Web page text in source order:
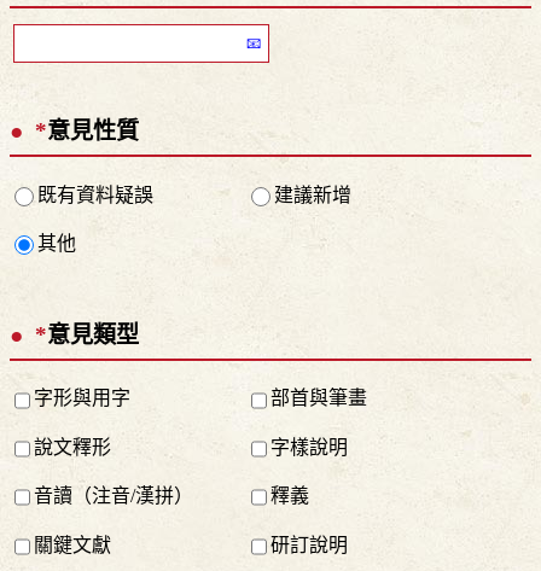
*意見性質
既有資料疑誤 建議新增
其他
*意見類型
字形與用字 部首與筆畫
說文釋形 字樣說明
音讀（注音/漢拼） 釋義
關鍵文獻 研訂說明